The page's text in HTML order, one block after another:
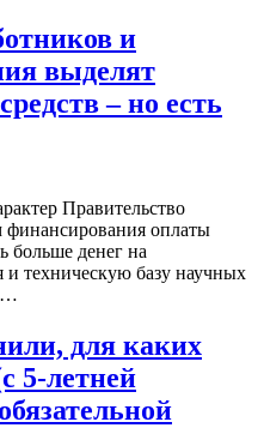
и
выделят
– но есть
Правительство
финансирования оплаты
больше денег на
и техническую базу научных
для каких
5-летней